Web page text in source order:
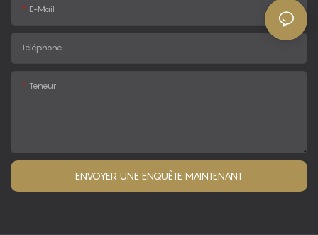
E-Mail
Téléphone
Teneur
ENVOYER UNE ENQUÊTE MAINTENANT